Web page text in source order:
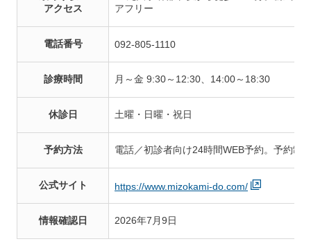
アクセス
アフリー
電話番号 092-805-1110
診療時間 月～金 9:30～12:30、14:00～18:30
休診日 土曜・日曜・祝日
予約方法 電話／初診者向け24時間WEB予約。予約制
公式サイト https://www.mizokami-do.com/
情報確認日 2026年7月9日